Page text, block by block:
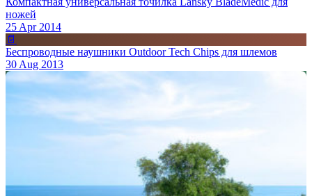
ножей
25 Apr 2014
📄
Беспроводные наушники Outdoor Tech Chips для шлемов
30 Aug 2013